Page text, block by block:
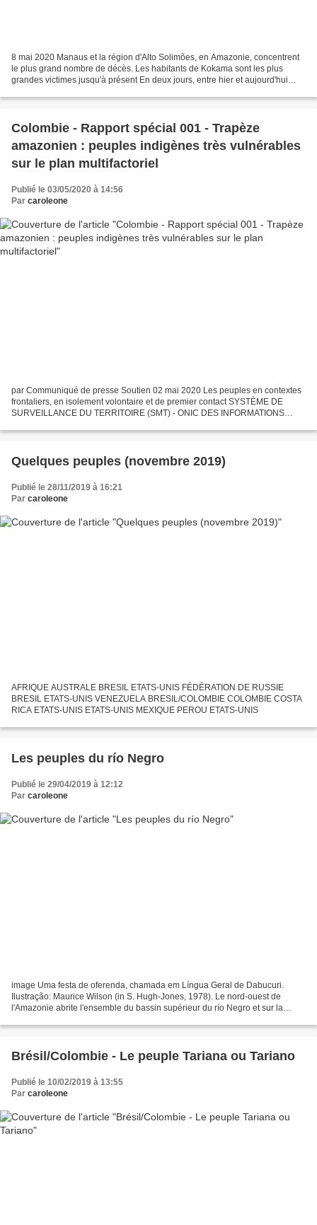
8 mai 2020 Manaus et la région d'Alto Solimões, en Amazonie, concentrent
le plus grand nombre de décès. Les habitants de Kokama sont les plus
grandes victimes jusqu'à présent En deux jours, entre hier et aujourd'hui
Colombie - Rapport spécial 001 - Trapèze
amazonien : peuples indigènes très vulnérables
sur le plan multifactoriel
Publié le 03/05/2020 à 14:56
Par caroleone
par Communiqué de presse Soutien 02 mai 2020 Les peuples en contextes
frontaliers, en isolement volontaire et de premier contact SYSTÈME DE
SURVEILLANCE DU TERRITOIRE (SMT) - ONIC DES INFORMATIONS
Quelques peuples (novembre 2019)
Publié le 28/11/2019 à 16:21
Par caroleone
AFRIQUE AUSTRALE BRESIL ETATS-UNIS FÉDÉRATION DE RUSSIE
BRESIL ETATS-UNIS VENEZUELA BRESIL/COLOMBIE COLOMBIE COSTA
RICA ETATS-UNIS ETATS-UNIS MEXIQUE PEROU ETATS-UNIS
Les peuples du río Negro
Publié le 29/04/2019 à 12:12
Par caroleone
image Uma festa de oferenda, chamada em Língua Geral de Dabucuri.
Ilustração: Maurice Wilson (in S. Hugh-Jones, 1978). Le nord-ouest de
l'Amazonie abrite l'ensemble du bassin supérieur du río Negro et sur la
Brésil/Colombie - Le peuple Tariana ou Tariano
Publié le 10/02/2019 à 13:55
Par caroleone